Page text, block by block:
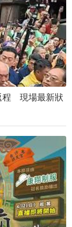
程 現場最新狀